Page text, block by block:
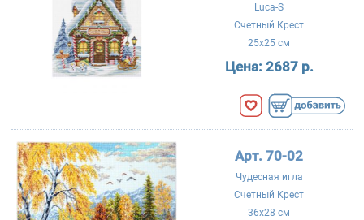
Luca-S
Счетный Крест
25x25 см
Цена: 2687 р.
Арт. 70-02
Чудесная игла
Счетный Крест
36x28 см